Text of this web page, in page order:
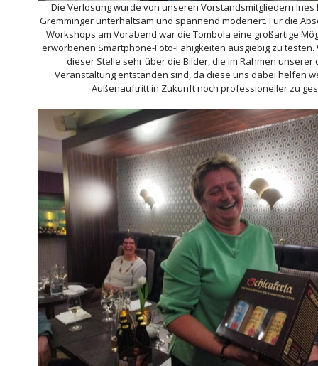
Die Verlosung wurde von unseren Vorstandsmitgliedern Ines
Gremminger unterhaltsam und spannend moderiert. Für die
Workshops am Vorabend war die Tombola eine großartige
erworbenen Smartphone-Foto-Fähigkeiten ausgiebig zu
dieser Stelle sehr über die Bilder, die im Rahmen unserer
Veranstaltung entstanden sind, da diese uns dabei helfen
Außenauftritt in Zukunft noch professioneller zu